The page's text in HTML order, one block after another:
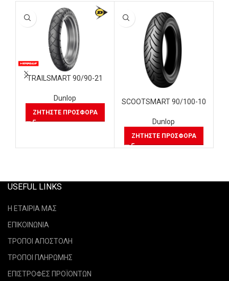
TRAILSMART 90/90-21
Dunlop
ΖΗΤΉΣΤΕ ΠΡΟΣΦΟΡΆ
SCOOTSMART 90/100-10
Dunlop
ΖΗΤΉΣΤΕ ΠΡΟΣΦΟΡΆ
USEFUL LINKS
Η ΕΤΑΙΡΙΑ ΜΑΣ
ΕΠΙΚΟΙΝΩΝΙΑ
ΤΡΟΠΟΙ ΑΠΟΣΤΟΛΗ
ΤΡΟΠΟΙ ΠΛΗΡΩΜΗΣ
ΕΠΙΣΤΡΟΦΕΣ ΠΡΟΪΟΝΤΩΝ